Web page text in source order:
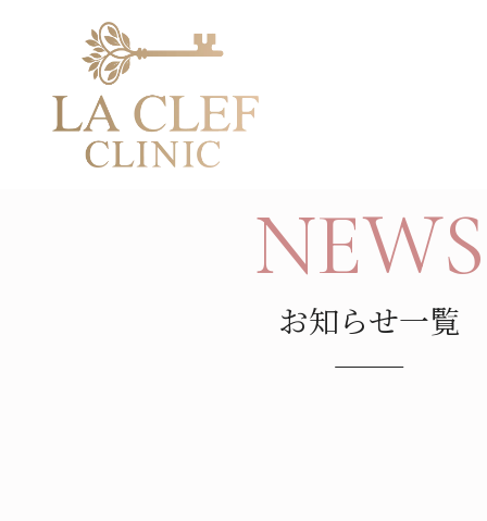
NEWS
【移転キャンペーン第一弾①】「
アルロン酸注入をお得に体験
NEWS
お知らせ一覧